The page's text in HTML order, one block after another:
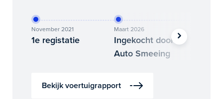
November 2021
1e registatie
Maart 2026
Ingekocht door
Auto Smeeing
Bekijk voertuigrapport